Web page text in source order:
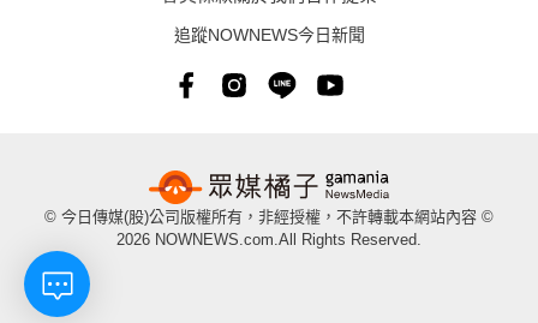
追蹤NOWNEWS今日新聞
© 今日傳媒(股)公司版權所有，非經授權，不許轉載本網站內容 ©
2026 NOWNEWS.com.All Rights Reserved.